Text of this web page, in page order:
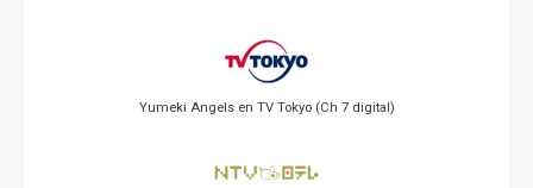
Yumeki Angels en TV Tokyo (Ch 7 digital)